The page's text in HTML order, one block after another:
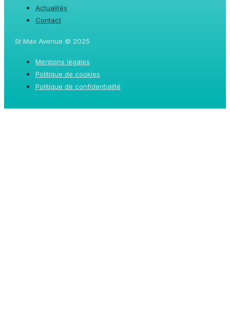
Actualités
Contact
St Max Avenue © 2025
Mentions légales
Politique de cookies
Politique de confidentialité